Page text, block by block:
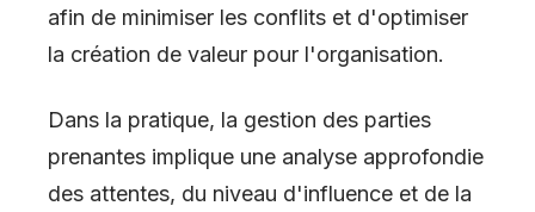
afin de minimiser les conflits et d'optimiser
la création de valeur pour l'organisation.
Dans la pratique, la gestion des parties
prenantes implique une analyse approfondie
des attentes, du niveau d'influence et de la